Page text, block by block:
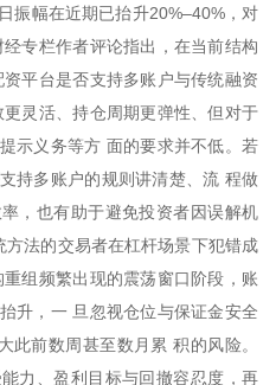
振幅在近期已抬升20%–40%，对
专栏作者评论指出，在当前结构
平台是否支持多账户与传统融资
灵活、持仓周期更弹性、但对于
示义务等方 面的要求并不低。若
持多账户的规则讲清楚、流 程做
，也有助于避免投资者因误解机
法的交易者在杠杆场景下犯错成
组频繁出现的震荡窗口阶段，账
升，一 旦忽视仓位与保证金安全
此前数周甚至数月累 积的风险。
力、盈利目标与回撤容忍度，再